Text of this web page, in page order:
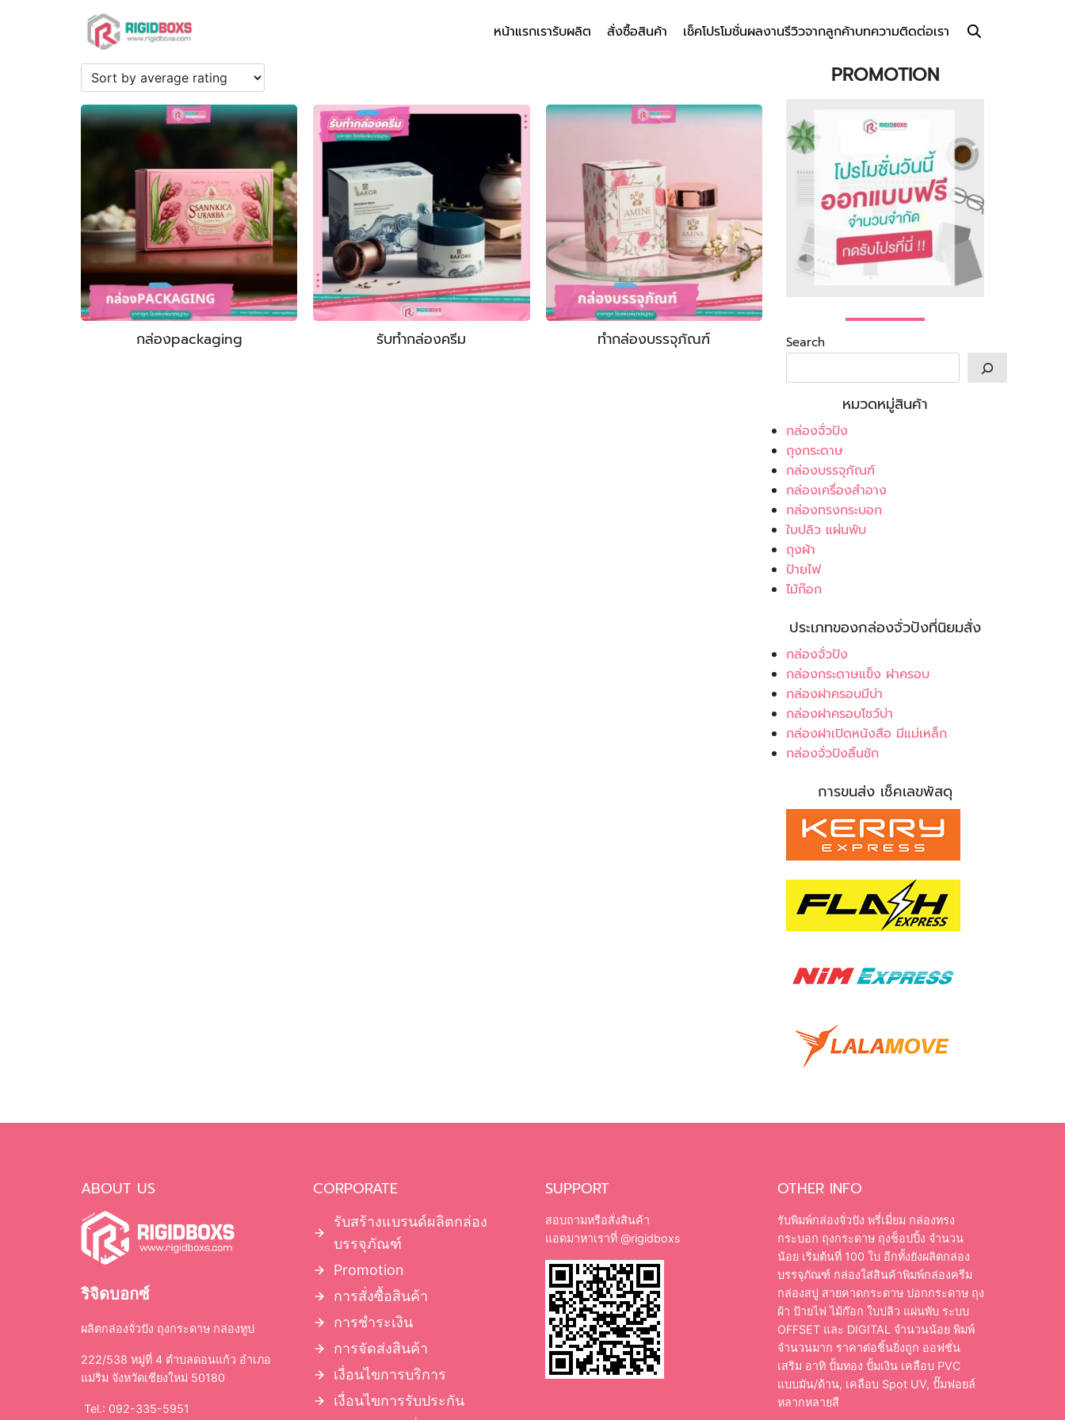
หน้าแรกเรารับผลิต สั่งซื้อสินค้า เช็คโปรโมชั่นผลงานรีวิวจากลูกค้าบทความติดต่อเรา
PROMOTION
Search
หมวดหมู่สินค้า
กล่องจั่วปัง
ถุงกระดาษ
กล่องบรรจุภัณฑ์
กล่องเครื่องสำอาง
กล่องทรงกระบอก
ใบปลิว แผ่นพับ
ถุงผ้า
ป้ายไฟ
ไม้ก๊อก
ประเภทของกล่องจั่วปังที่นิยมสั่ง
กล่องจั่วปัง
กล่องกระดาษแข็ง ฝาครอบ
กล่องฝาครอบมีบ่า
กล่องฝาครอบโชว์บ่า
กล่องฝาเปิดหนังสือ มีแม่เหล็ก
กล่องจั่วปังลิ้นชัก
การขนส่ง เช็คเลขพัสดุ
กล่องpackaging รับทำกล่องครีม ทำกล่องบรรจุภัณฑ์
ABOUT US
ริจิดบอกซ์
ผลิตกล่องจั่วปัง ถุงกระดาษ กล่องทูป
222/538 หมู่ที่ 4 ตำบลดอนแก้ว อำเภอ
แม่ริม จังหวัดเชียงใหม่ 50180
Tel.: 092-335-5951
CORPORATE
รับสร้างแบรนด์ผลิตกล่อง
บรรจุภัณฑ์
Promotion
การสั่งซื้อสินค้า
การชำระเงิน
การจัดส่งสินค้า
เงื่อนไขการบริการ
เงื่อนไขการรับประกัน
SUPPORT
สอบถามหรือสั่งสินค้า
แอดมาหาเราที่ @rigidboxs
OTHER INFO
รับพิมพ์กล่องจั่วปัง พรี่เมี่ยม กล่องทรง
กระบอก ถุงกระดาษ ถุงช็อปปิ้ง จำนวน
น้อย เริ่มต้นที่ 100 ใบ อีกทั้งยังผลิตกล่อง
บรรจุภัณฑ์ กล่องใส่สินค้าพิมพ์กล่องครีม
กล่องสบู่ สายคาดกระดาษ ปอกกระดาษ ถุง
ผ้า ป้ายไฟ ไม้ก๊อก ใบปลิว แผ่นพับ ระบบ
OFFSET และ DIGITAL จำนวนน้อย พิมพ์
จำนวนมาก ราคาต่อชิ้นยิ่งถูก ออฟชั่น
เสริม อาทิ ปั้มทอง ปั้มเงิน เคลือบ PVC
แบบมัน/ด้าน, เคลือบ Spot UV, ปั๊มฟอยล์
หลากหลายสี